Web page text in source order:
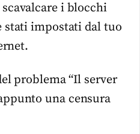
i blocchi
stati impostati dal tuo
problema “Il server
una censura